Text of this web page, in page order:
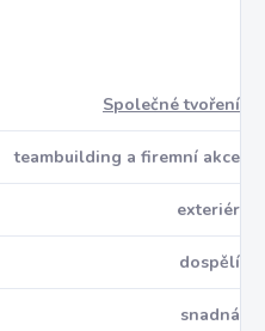
Společné tvoření
teambuilding a firemní akce
exteriér
dospělí
snadná